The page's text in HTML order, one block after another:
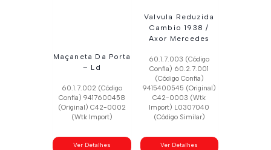
Maçaneta Da Porta
– Ld
60.1.7.002 (Código
Confia) 9417600458
(Original) C42-0002
(Wtk Import)
Ver Detalhes
Valvula Reduzida
Cambio 1938 /
Axor Mercedes
60.1.7.003 (Código
Confia) 60.2.7.001
(Código Confia)
9415400545 (Original)
C42-0003 (Wtk
Import) L0307040
(Código Similar)
Ver Detalhes